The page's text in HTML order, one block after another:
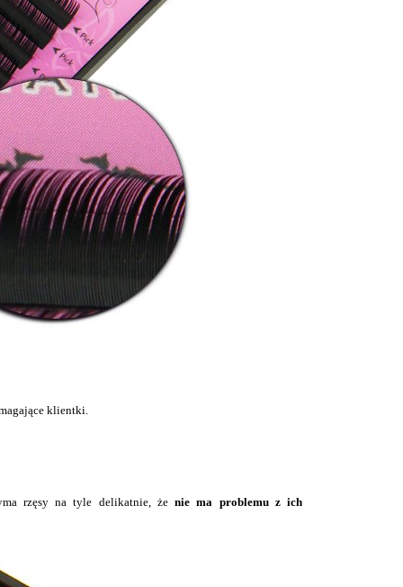
klientki.
rzęsy na tyle delikatnie, żenie ma problemu z ich